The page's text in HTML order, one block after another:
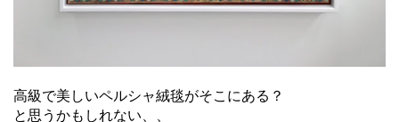
高級で美しいペルシャ絨毯がそこにある？
と思うかもしれない、、